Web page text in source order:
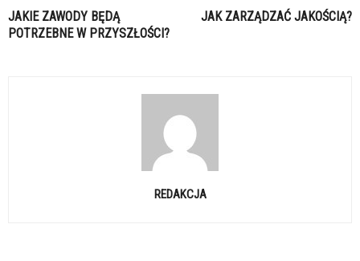
JAKIE ZAWODY BĘDĄ
POTRZEBNE W PRZYSZŁOŚCI?
JAK ZARZĄDZAĆ JAKOŚCIĄ?
REDAKCJA